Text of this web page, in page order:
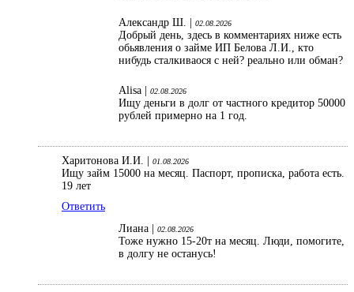
Александр Ш. | 02.08.2026
Добрый день, здесь в комментариях ниже есть
обьявления о займе ИП Белова Л.И., кто
нибудь сталкиваося с ней? реально или обман?
Alisa | 02.08.2026
Ищу деньги в долг от частного кредитор 50000
рублей примерно на 1 год.
Харитонова И.И. | 01.08.2026
Ищу займ 15000 на месяц. Паспорт, прописка, работа есть.
19 лет
Ответить
Лиана |
02.08.2026
Тоже нужно 15-20т на месяц. Люди, помогите,
в долгу не останусь!